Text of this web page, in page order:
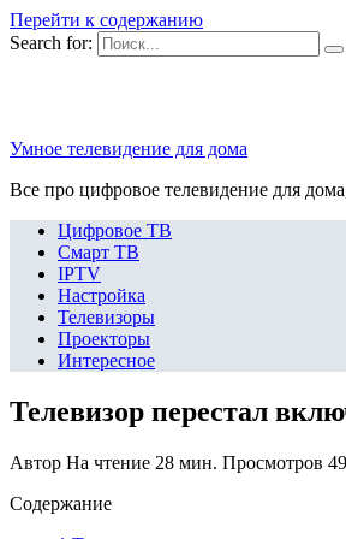
Перейти к содержанию
Search for:
Умное телевидение для дома
Все про цифровое телевидение для
Цифровое ТВ
Смарт ТВ
IPTV
Настройка
Телевизоры
Проекторы
Интересное
Телевизор перестал
Автор На чтение 28 мин. Просмотров
Содержание